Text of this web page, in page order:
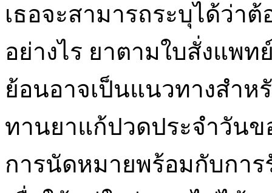
เธอจะสามารถระบุได้ว่า
อย่างไร ยาตามใบสั่งแพท
ย้อนอาจเป็นแนวทางสำ
ทานยาแก้ปวดประจำวัน
การนัดหมายพร้อมกับกา